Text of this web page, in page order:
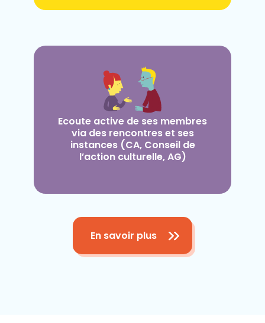
Ecoute active de ses membres
via des rencontres et ses
instances (CA, Conseil de
l’action culturelle, AG)
En savoir plus